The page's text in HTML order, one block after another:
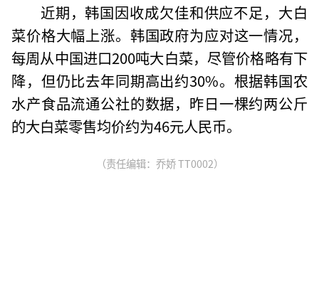
近期，韩国因收成欠佳和供应不足，大白
菜价格大幅上涨。韩国政府为应对这一情况，
每周从中国进口200吨大白菜，尽管价格略有下
降，但仍比去年同期高出约30%。根据韩国农
水产食品流通公社的数据，昨日一棵约两公斤
的大白菜零售均价约为46元人民币。
（责任编辑：乔娇 TT0002）